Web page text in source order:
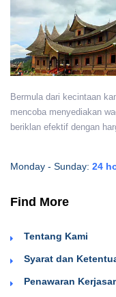
Bermula dari kecintaan
mencoba menyediakan
beriklan efektif dengan
Monday - Sunday: 24
Find More
Tentang Kami
Syarat dan
Penawaran